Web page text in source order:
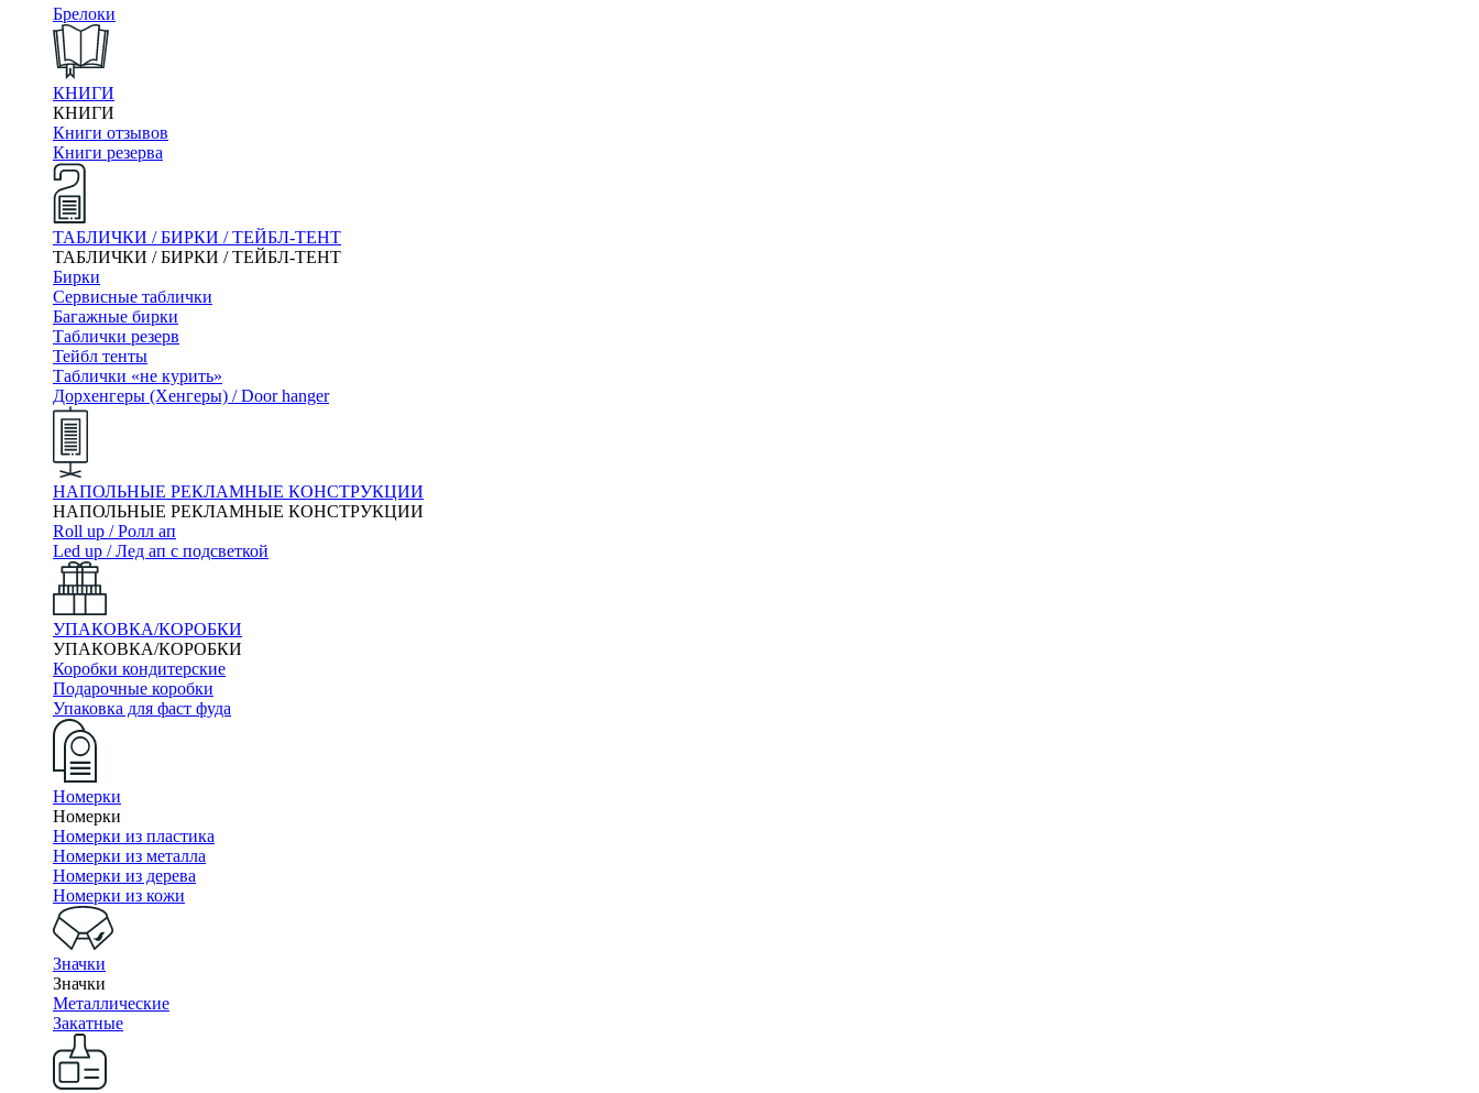
Брелоки
КНИГИ
КНИГИ
Книги отзывов
Книги резерва
ТАБЛИЧКИ / БИРКИ / ТЕЙБЛ-ТЕНТ
ТАБЛИЧКИ / БИРКИ / ТЕЙБЛ-ТЕНТ
Бирки
Сервисные таблички
Багажные бирки
Таблички резерв
Тейбл тенты
Таблички «не курить»
Дорхенгеры (Хенгеры) / Door hanger
НАПОЛЬНЫЕ РЕКЛАМНЫЕ КОНСТРУКЦИИ
НАПОЛЬНЫЕ РЕКЛАМНЫЕ КОНСТРУКЦИИ
Roll up / Ролл ап
Led up / Лед ап с подсветкой
УПАКОВКА/КОРОБКИ
УПАКОВКА/КОРОБКИ
Коробки кондитерские
Подарочные коробки
Упаковка для фаст фуда
Номерки
Номерки
Номерки из пластика
Номерки из металла
Номерки из дерева
Номерки из кожи
Значки
Значки
Металлические
Закатные